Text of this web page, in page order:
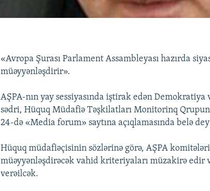
«Avropa Şurası Parlament Assambleyası hazırda
müəyyənləşdirir».
AŞPA-nın yay sessiyasında iştirak edən
sədri, Hüquq Müdafiə Təşkilatları Monitorinq
24-də «Media forum» saytına açıqlamasında belə
Hüquq müdafiəçisinin sözlərinə görə, AŞPA
müəyyənləşdirəcək vahid kriteriyaları müzakirə edir
verəilcək.